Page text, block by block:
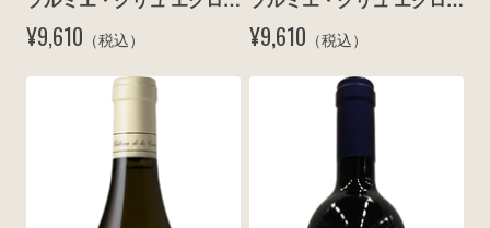
ブラン 2015
¥9,610 （税込）
ブラン 2018
¥9,610 （税込）